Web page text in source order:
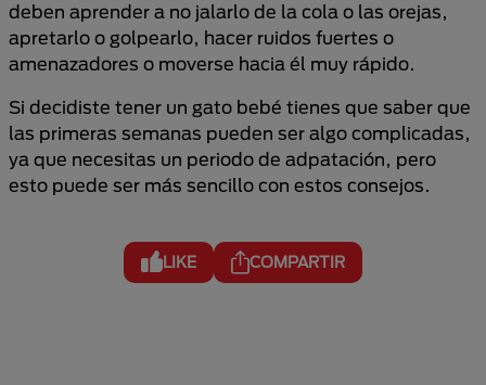
deben aprender a no jalarlo de la cola o las orejas,
apretarlo o golpearlo, hacer ruidos fuertes o
amenazadores o moverse hacia él muy rápido.
Si decidiste tener un gato bebé tienes que saber que
las primeras semanas pueden ser algo complicadas,
ya que necesitas un periodo de adpatación, pero
esto puede ser más sencillo con estos consejos.
LIKE COMPARTIR